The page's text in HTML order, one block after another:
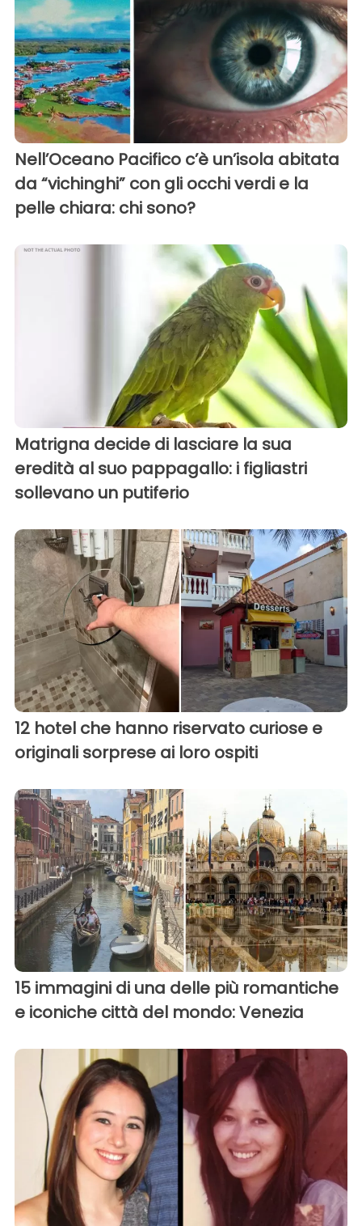
Nell’Oceano Pacifico c’è un’isola abitata
da “vichinghi” con gli occhi verdi e la
pelle chiara: chi sono?
Matrigna decide di lasciare la sua
eredità al suo pappagallo: i figliastri
sollevano un putiferio
12 hotel che hanno riservato curiose e
originali sorprese ai loro ospiti
15 immagini di una delle più romantiche
e iconiche città del mondo: Venezia